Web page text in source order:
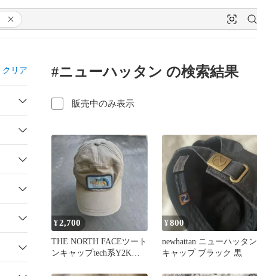
クリア #ニューハッタン の検索結果
販売中のみ表示
¥2,700
THE NORTH FACEツート
ンキャップtech系Y2Kア
¥800
newhattan ニューハッタン
キャップ ブラック 黒